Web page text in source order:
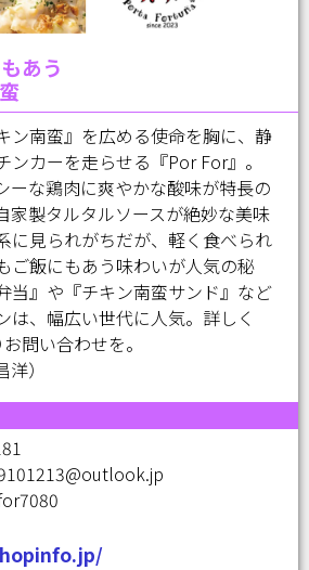
あう
ン南蛮』を広める使命を胸に、静
ンカーを走らせる『Por For』。
ーな鶏肉に爽やかな酸味が特長の
家製タルタルソースが絶妙な美味
に見られがちだが、軽く食べられ
ご飯にもあう味わいが人気の秘
当』や『チキン南蛮サンド』など
は、幅広い世代に人気。詳しく
問い合わせを。
）